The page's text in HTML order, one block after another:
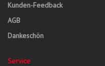
Kunden-Feedback
AGB
Dankeschön
Service